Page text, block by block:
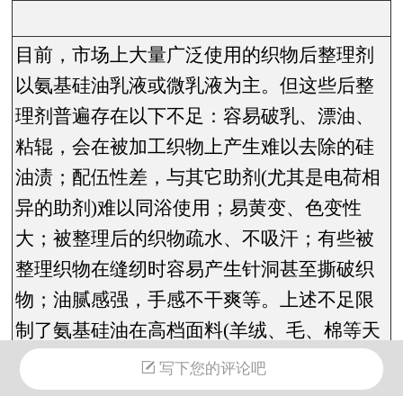
目前，市场上大量广泛使用的织物后整理剂
以氨基硅油乳液或微乳液为主。但这些后整
理剂普遍存在以下不足：容易破乳、漂油、
粘辊，会在被加工织物上产生难以去除的硅
油渍；配伍性差，与其它助剂(尤其是电荷相
异的助剂)难以同浴使用；易黄变、色变性
大；被整理后的织物疏水、不吸汗；有些被
整理织物在缝纫时容易产生针洞甚至撕破织
物；油腻感强，手感不干爽等。上述不足限
制了氨基硅油在高档面料(羊绒、毛、棉等天
然织物)上的应用。而亲水性氨基硅油却能解
决上述问题。但是，要在疏水的氨基硅油分
写下您的评论吧